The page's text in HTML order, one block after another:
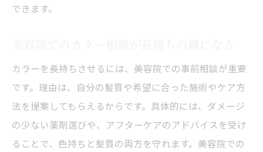
できます。
カラーを長持ちさせるには、美容院での事前相談が重要
です。理由は、自分の髪質や希望に合った施術やケア方
法を提案してもらえるからです。具体的には、ダメージ
の少ない薬剤選びや、アフターケアのアドバイスを受け
ることで、色持ちと髪質の両方を守れます。美容院での